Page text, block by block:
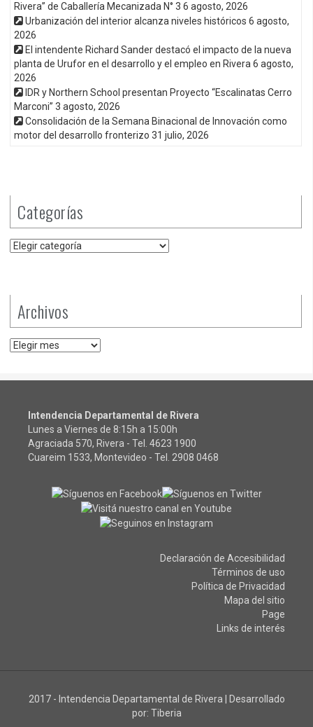
Rivera” de Caballería Mecanizada N° 3 6 agosto, 2026
Urbanización del interior alcanza niveles históricos 6 agosto,
2026
El intendente Richard Sander destacó el impacto de la nueva
planta de Urufor en el desarrollo y el empleo en Rivera6 agosto,
2026
IDR y Northern School presentan Proyecto “Escalinatas Cerro
Marconi” 3 agosto, 2026
Consolidación de la Semana Binacional de Innovación como
motor del desarrollo fronterizo 31 julio, 2026
Categorías
Categorías
Archivos
Archivos
Intendencia Departamental de Rivera
Lunes a Viernes de 8:15h a 15:00h
Agraciada 570, Rivera - Tel. 4623 1900
Cuareim 1533, Montevideo - Tel. 2908 0468
Declaración de Accesibilidad
Términos de uso
Política de Privacidad
Mapa del sitio
Page
Links de interés
2017 - Intendencia Departamental de Rivera
Desarrollado
por: Tiberia